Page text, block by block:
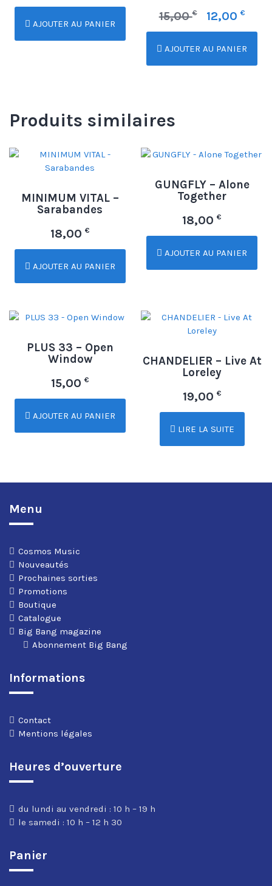
AJOUTER AU PANIER
15,00€ 12,00 €
AJOUTER AU PANIER
Produits similaires
MINIMUM VITAL –
Sarabandes
18,00 €
AJOUTER AU PANIER
GUNGFLY – Alone
Together
18,00€
AJOUTER AU PANIER
PLUS 33 – Open
Window
15,00 €
AJOUTER AU PANIER
CHANDELIER – Live At
Loreley
19,00 €
LIRE LA SUITE
Menu
Cosmos Music
Nouveautés
Prochaines sorties
Promotions
Boutique
Catalogue
Big Bang magazine
Abonnement Big Bang
Informations
Contact
Mentions légales
Heures d’ouverture
du lundi au vendredi : 10 h – 19 h
le samedi : 10 h – 12 h 30
Panier